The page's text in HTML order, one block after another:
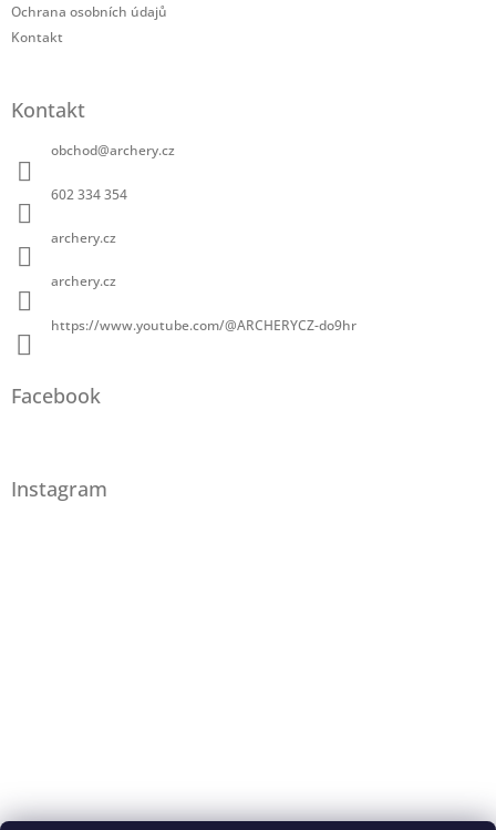
Ochrana osobních údajů
Kontakt
Kontakt
obchod@archery.cz
602 334 354
archery.cz
archery.cz
https://www.youtube.com/@ARCHERYCZ-do9hr
Facebook
Instagram